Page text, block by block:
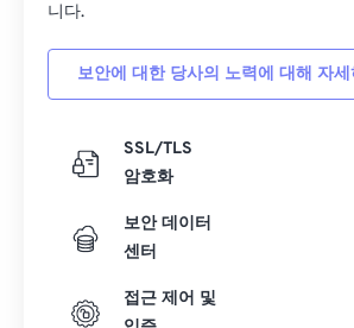
니다.
보안에 대한 당사의 노력에 대해 자
SSL/TLS
암호화
보안 데이터
센터
접근 제어 및